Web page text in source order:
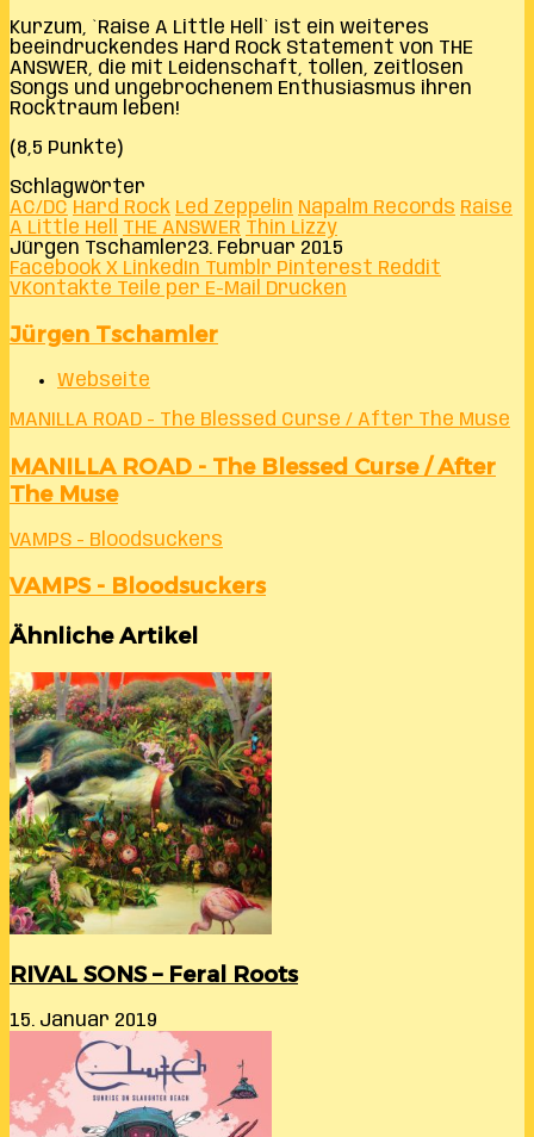
Kurzum, `Raise A Little Hell` ist ein weiteres
beeindruckendes Hard Rock Statement von THE
ANSWER, die mit Leidenschaft, tollen, zeitlosen
Songs und ungebrochenem Enthusiasmus ihren
Rocktraum leben!
(8,5 Punkte)
Schlagwörter
AC/DC Hard Rock Led Zeppelin Napalm Records Raise
A Little Hell
THE ANSWER Thin Lizzy
Jürgen Tschamler23. Februar 2015
Facebook X LinkedIn Tumblr Pinterest Reddit
VKontakte Teile per E-Mail Drucken
Jürgen Tschamler
Webseite
MANILLA ROAD - The Blessed Curse / After The Muse
MANILLA ROAD - The Blessed Curse / After
The Muse
VAMPS - Bloodsuckers
VAMPS - Bloodsuckers
Ähnliche Artikel
RIVAL SONS – Feral Roots
15. Januar 2019